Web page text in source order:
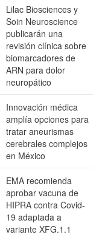
Lilac Biosciences y
Soin Neuroscience
publicarán una
revisión clínica sobre
biomarcadores de
ARN para dolor
neuropático
Innovación médica
amplía opciones para
tratar aneurismas
cerebrales complejos
en México
EMA recomienda
aprobar vacuna de
HIPRA contra Covid-
19 adaptada a
variante XFG.1.1